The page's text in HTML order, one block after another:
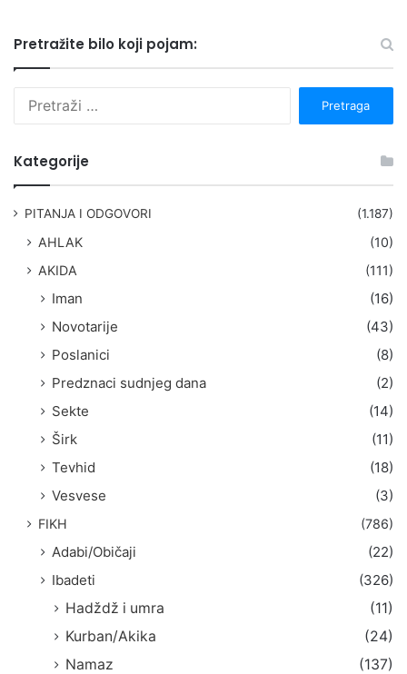
Pretražite bilo koji pojam:
Kategorije
PITANJA I ODGOVORI (1.187)
AHLAK
(10)
AKIDA
(111)
Iman
(16)
Novotarije
(43)
Poslanici
(8)
Predznaci sudnjeg dana
(2)
Sekte
(14)
Širk
(11)
Tevhid
(18)
Vesvese
(3)
FIKH (786)
Adabi/Običaji
(22)
Ibadeti
(326)
Hadždž i umra
(11)
Kurban/Akika
(24)
Namaz
(137)